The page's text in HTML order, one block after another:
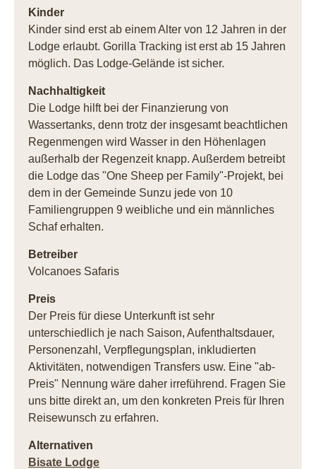
Kinder
Kinder sind erst ab einem Alter von 12 Jahren in der
Lodge erlaubt. Gorilla Tracking ist erst ab 15 Jahren
möglich. Das Lodge-Gelände ist sicher.
Nachhaltigkeit
Die Lodge hilft bei der Finanzierung von
Wassertanks, denn trotz der insgesamt beachtlichen
Regenmengen wird Wasser in den Höhenlagen
außerhalb der Regenzeit knapp. Außerdem betreibt
die Lodge das "One Sheep per Family"-Projekt, bei
dem in der Gemeinde Sunzu jede von 10
Familiengruppen 9 weibliche und ein männliches
Schaf erhalten.
Betreiber
Volcanoes Safaris
Preis
Der Preis für diese Unterkunft ist sehr
unterschiedlich je nach Saison, Aufenthaltsdauer,
Personenzahl, Verpflegungsplan, inkludierten
Aktivitäten, notwendigen Transfers usw. Eine "ab-
Preis" Nennung wäre daher irreführend. Fragen Sie
uns bitte direkt an, um den konkreten Preis für Ihren
Reisewunsch zu erfahren.
Alternativen
Bisate Lodge